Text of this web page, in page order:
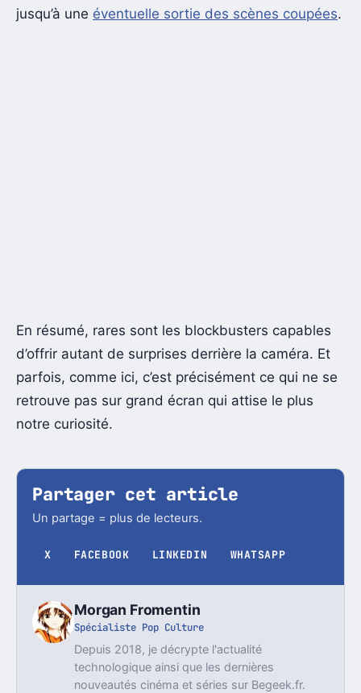
jusqu’à une éventuelle sortie des scènes coupées.
En résumé, rares sont les blockbusters capables
d’offrir autant de surprises derrière la caméra. Et
parfois, comme ici, c’est précisément ce qui ne se
retrouve pas sur grand écran qui attise le plus
notre curiosité.
Partager cet article
Un partage = plus de lecteurs.
X FACEBOOK LINKEDIN WHATSAPP
Morgan Fromentin
Spécialiste Pop Culture
Depuis 2018, je décrypte l'actualité
technologique ainsi que les dernières
nouveautés cinéma et séries sur Begeek.fr.